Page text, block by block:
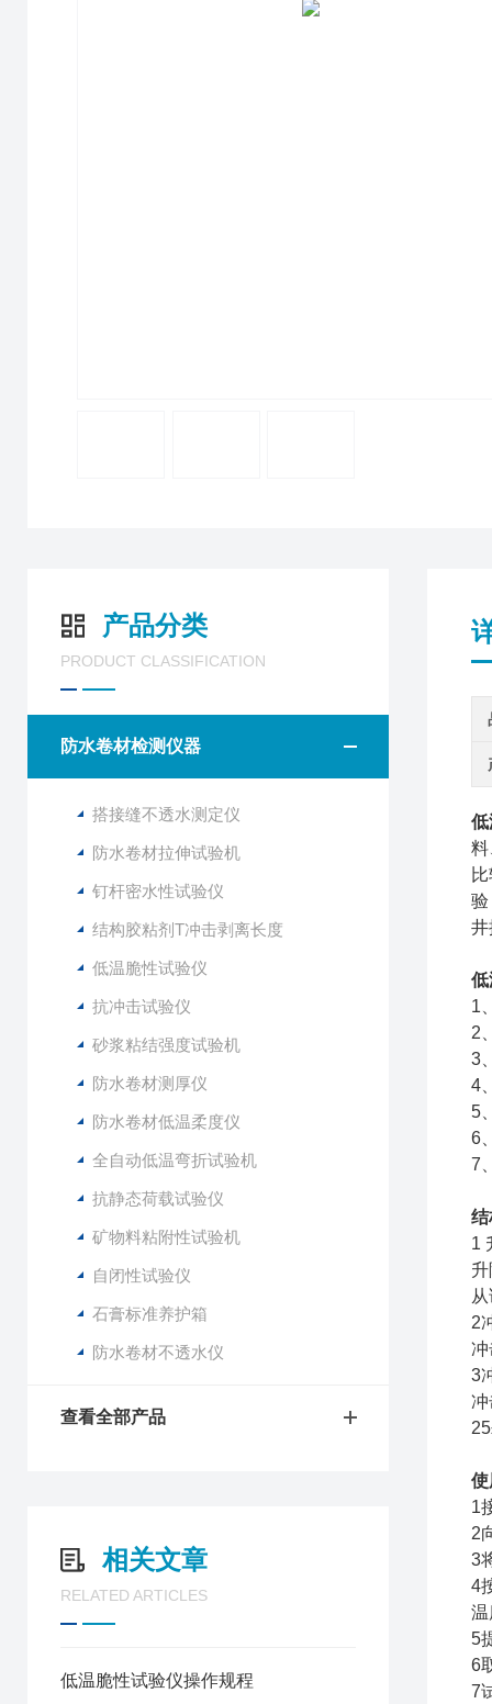
产品分类
PRODUCT CLASSIFICATION
防水卷材检测仪器
搭接缝不透水测定仪
防水卷材拉伸试验机
钉杆密水性试验仪
结构胶粘剂T冲击剥离长度
低温脆性试验仪
抗冲击试验仪
砂浆粘结强度试验机
防水卷材测厚仪
防水卷材低温柔度仪
全自动低温弯折试验机
抗静态荷载试验仪
矿物料粘附性试验机
自闭性试验仪
石膏标准养护箱
防水卷材不透水仪
查看全部产品
相关文章
RELATED ARTICLES
低温脆性试验仪操作规程
低
料
验
井
低
1
2
3
4
5
6
7
结
1
2
冲
3
冲
使
1
2
3
4
5
6
7